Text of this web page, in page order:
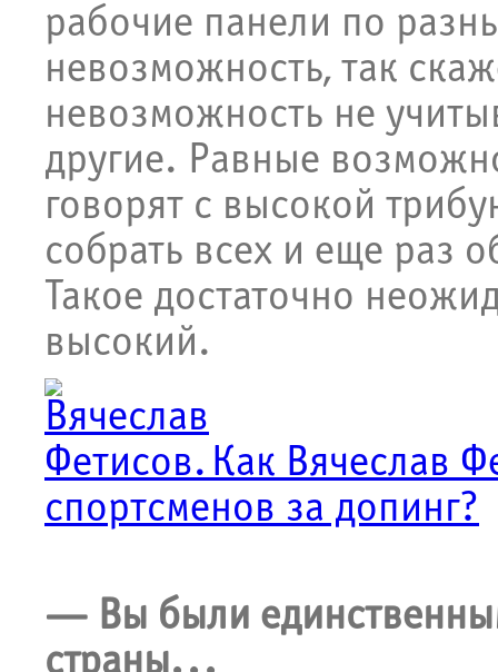
рабочие панели по
невозможность, так
невозможность не
другие. Равные
говорят с высокой
собрать всех и еще раз
Такое достаточно
высокий.
Как Вячеслав
спортсменов за допинг?
— Вы были
страны...